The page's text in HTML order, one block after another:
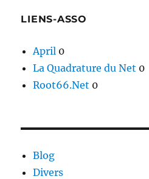
LIENS-ASSO
April 0
La Quadrature du Net 0
Root66.Net 0
Blog
Divers